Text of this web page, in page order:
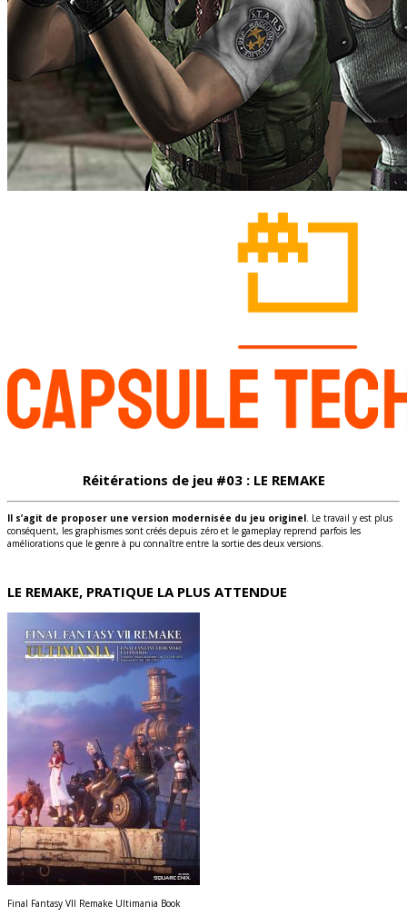
Réitérations de jeu #03 : LE REMAKE
Il s’agit de proposer une version modernisée du jeu originel . Le travail y est plus
conséquent, les graphismes sont créés depuis zéro et le gameplay reprend parfois les
améliorations que le genre à pu connaître entre la sortie des deux versions.
LE REMAKE, PRATIQUE LA PLUS ATTENDUE
Final Fantasy VII Remake Ultimania Book